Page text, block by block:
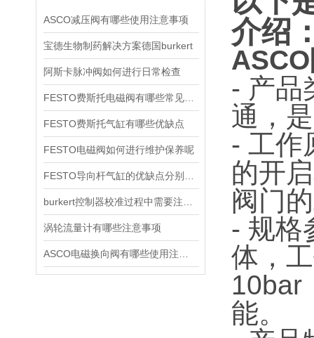
ASCO减压阀有哪些使用注意事项
宝德生物制药解决方案德国burkert
阿斯卡脉冲阀如何进行日常检查
FESTO费斯托气缸有哪些优缺点
FESTO电磁阀如何进行维护保养呢
涡轮流量计有哪些注意事项
介绍
- 产品
通，
- 工作
的开
阀门
- 规格
体，
10bar
能。